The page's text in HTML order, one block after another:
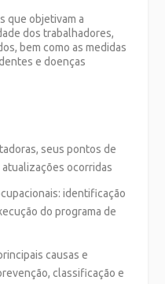
que objetivam a
dos trabalhadores,
bem como as medidas
e doenças
seus pontos de
ocorridas
identificação
do programa de
causas e
classificação e